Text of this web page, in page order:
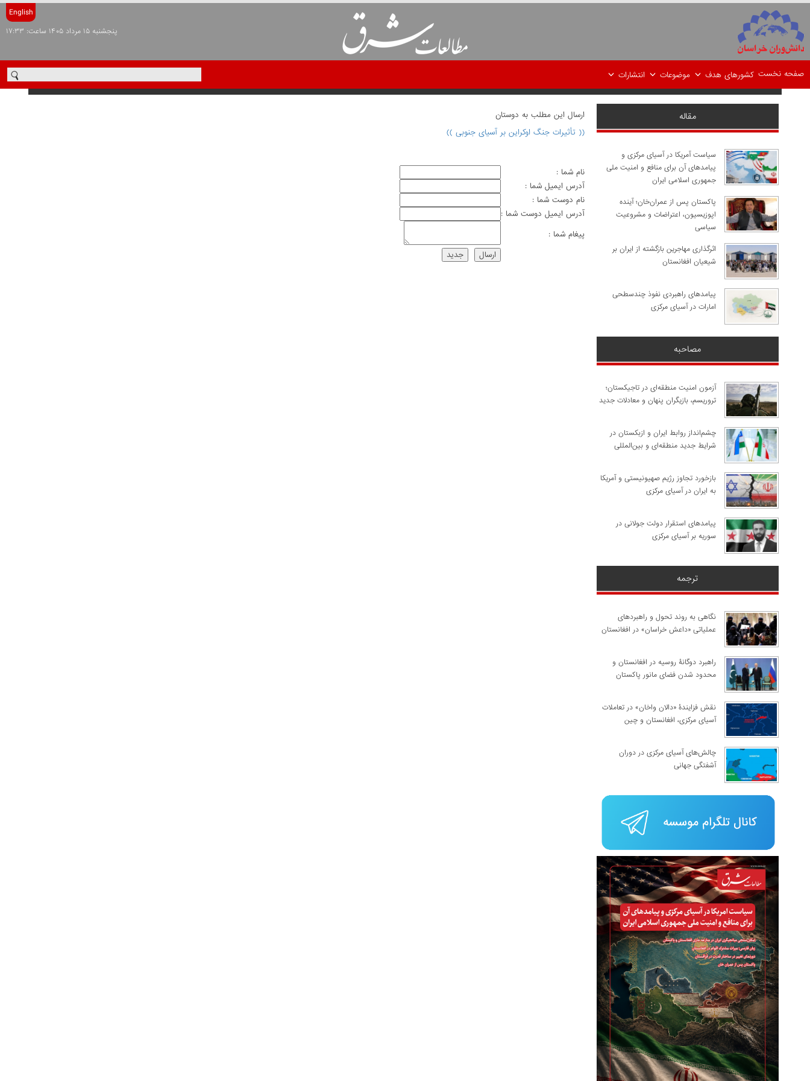
English
پنجشنبه ۱۵ مرداد ۱۴۰۵ ساعت: ۱۷:۳۳
صفحه نخست کشورهای هدف موضوعات انتشارات
مقاله
سیاست آمریکا در آسیای مرکزی و
پیامدهای آن برای منافع و امنیت ملی
جمهوری اسلامی ایران
پاکستان پس از عمران‌خان؛ آینده
اپوزیسیون، اعتراضات و مشروعیت
سیاسی
اثرگذاری مهاجرین بازگشته از ایران بر
شیعیان افغانستان
پیامدهای راهبردی نفوذ چندسطحی
امارات در آسیای مرکزی
مصاحبه
آزمون امنیت منطقه‌ای در تاجیکستان؛
تروریسم، بازیگران پنهان و معادلات جدید
چشم‌انداز روابط ایران و ازبکستان در
شرایط جدید منطقه‌ای و بین‌المللی
​بازخورد تجاوز رژیم صهیونیستی و آمریکا
به ایران در آسیای مرکزی
پیامدهای استقرار دولت جولانی در
سوریه بر آسیای مرکزی
ترجمه
نگاهی به روند تحول و راهبردهای
عملیاتی «داعش خراسان» در افغانستان
راهبرد دوگانۀ روسیه در افغانستان و
محدود شدن فضای مانور پاکستان
نقش فزایندۀ «دالان واخان» در تعاملات
آسیای مرکزی، افغانستان و چین
چالش‌های آسیای مرکزی در دوران
آشفتگی جهانی
ارسال اين مطلب به دوستان
(( تأثیرات جنگ اوکراین بر آسیای جنوبی ))
نام شما :
آدرس ايميل شما :
نام دوست شما :
آدرس ايميل دوست شما :
پيغام شما :
ارسال
جديد